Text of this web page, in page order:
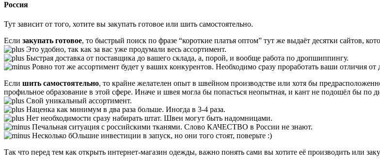
Россия
Тут зависит от того, хотите вы закупать готовое или шить самостоятельно.
Если закупать готовое, то быстрый поиск по фразе “короткие платья оптом” тут же выдаёт десятки сайтов,
Это удобно, так как за вас уже продумали весь ассортимент.
Быстрая доставка от поставщика до вашего склада, а, порой, и вообще работа по дропшиппингу.
Ровно тот же ассортимент будет у ваших конкурентов. Необходимо сразу проработать ваши отличия от
Если шить самостоятельно, то крайне желателен опыт в швейном производстве или хотя бы
профильное образование в этой сфере. Иначе и швея могла бы попасться неопытная, и кант не подошёл бы по
Свой уникальный ассортимент.
Наценка как минимум в два раза больше. Иногда в 3-4 раза.
Нет необходимости сразу набирать штат. Швеи могут быть надомницами.
Печальная ситуация с российскими тканями. Слово КАЧЕСТВО в России не знают.
Несколько бОльшие инвестиции в запуск, но они того стоят, поверьте :)
Так что перед тем как открыть интернет-магазин одежды, важно понять сами вы хотите её производить или